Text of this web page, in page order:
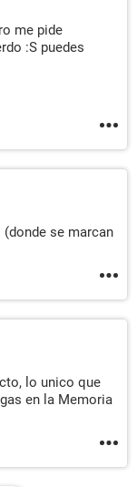
me pide
:S puedes
se marcan
lo unico que
en la Memoria